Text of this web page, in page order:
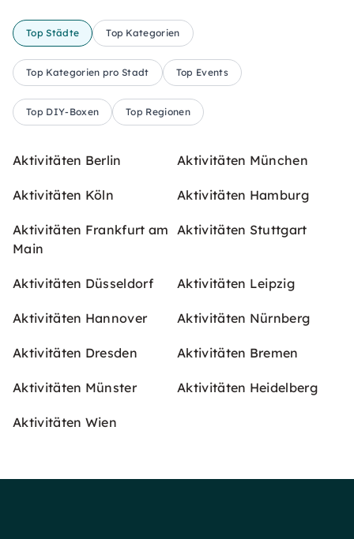
Top Städte Top Kategorien
Top Kategorien pro Stadt Top Events
Top DIY-Boxen Top Regionen
Aktivitäten Berlin Aktivitäten München
Aktivitäten Köln Aktivitäten Hamburg
Aktivitäten Frankfurt am
Main
Aktivitäten Stuttgart
Aktivitäten Düsseldorf Aktivitäten Leipzig
Aktivitäten Hannover Aktivitäten Nürnberg
Aktivitäten Dresden Aktivitäten Bremen
Aktivitäten Münster Aktivitäten Heidelberg
Aktivitäten Wien